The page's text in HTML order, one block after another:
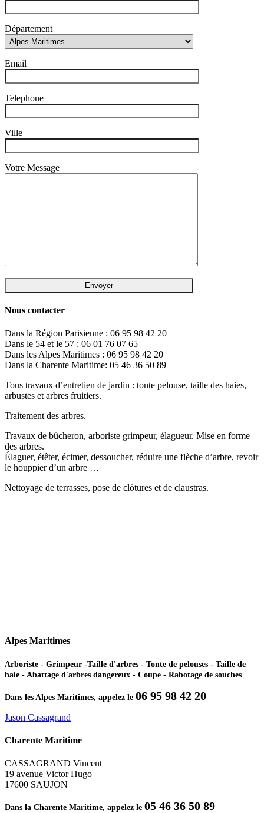
Département
Email
Telephone
Ville
Votre Message
Nous contacter
Dans la Région Parisienne : 06 95 98 42 20
Dans le 54 et le 57 : 06 01 76 07 65
Dans les Alpes Maritimes : 06 95 98 42 20
Dans la Charente Maritime: 05 46 36 50 89
Tous travaux d’entretien de jardin : tonte pelouse, taille des haies,
arbustes et arbres fruitiers.
Traitement des arbres.
Travaux de bûcheron, arboriste grimpeur, élagueur. Mise en forme
des arbres.
Élaguer, étêter, écimer, dessoucher, réduire une flèche d’arbre, revoir
le houppier d’un arbre …
Nettoyage de terrasses, pose de clôtures et de claustras.
Alpes Maritimes
Arboriste - Grimpeur -Taille d'arbres - Tonte de pelouses - Taille de
haie - Abattage d'arbres dangereux - Coupe - Rabotage de souches
Dans les Alpes Maritimes, appelez le 06 95 98 42 20
Jason Cassagrand
Charente Maritime
CASSAGRAND Vincent
19 avenue Victor Hugo
17600 SAUJON
Dans la Charente Maritime, appelez le 05 46 36 50 89